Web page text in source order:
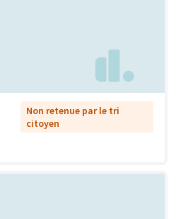
Non retenue par le tri
citoyen